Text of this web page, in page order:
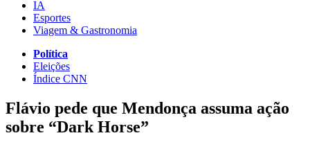
IA
Esportes
Viagem & Gastronomia
Política
Eleições
Índice CNN
Flávio pede que Mendonça assuma ação
sobre “Dark Horse”